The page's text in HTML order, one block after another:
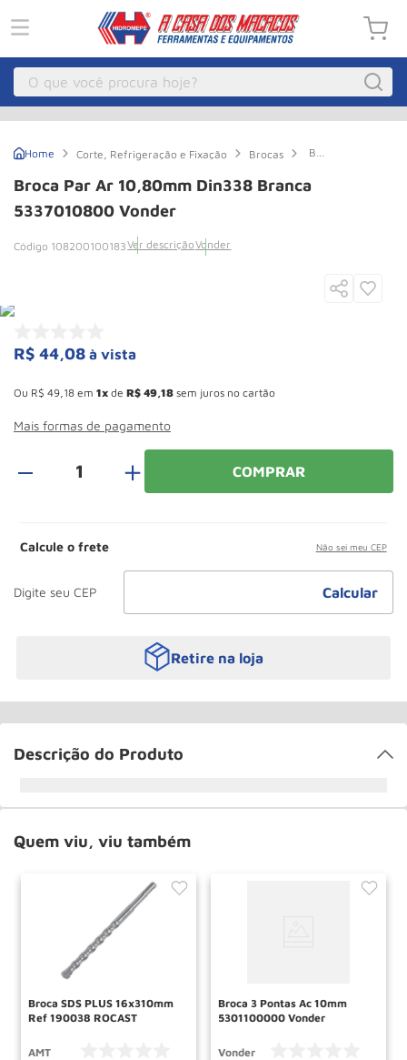
O que você procura hoje?
Corte, Refrigeração e Fixação Brocas
Broca
Ar
10,80mm
Broca Par Ar 10,80mm Din338 Branca
5337010800 Vonder
108200100183Ver descriçãoVonder
R$ 44,08 à vista
Ou R$ 49 18 em 1 de R$ 49 18 sem juros no cartão
Mais formas de pagamento
＋ COMPRAR
Calcule o frete Não sei meu CEP
Retire na loja
Descrição do Produto
Quem viu, viu também
Broca SDS PLUS 16x310mm
Ref 190038 ROCAST
AMT
Broca 3 Pontas Ac 10mm
5301100000 Vonder
Vonder
Guincho Eletrico
º Macaco Hidraulico
8 º Rodizio
9º Talha
10 º